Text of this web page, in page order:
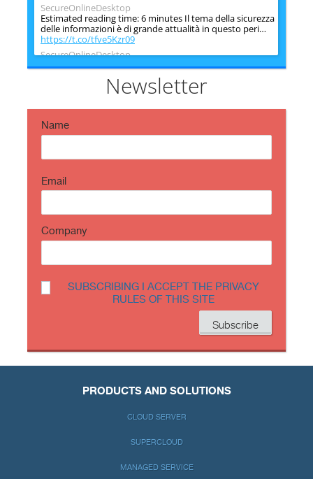
SecureOnlineDesktop
Estimated reading time: 6 minutes Il tema della sicurezza
delle informazioni è di grande attualità in questo peri…
https://t.co/tfve5Kzr09
SecureOnlineDesktop
Estimated reading time: 6 minutes The issue of
information security is very topical in this historical
https://t.co/TP8gvdRcrFNewsletter
Name
Email
Company
SUBSCRIBING I ACCEPT THE PRIVACY
RULES OF THIS SITE
PRODUCTS AND SOLUTIONS
CLOUD SERVER
SUPERCLOUD
MANAGED SERVICE